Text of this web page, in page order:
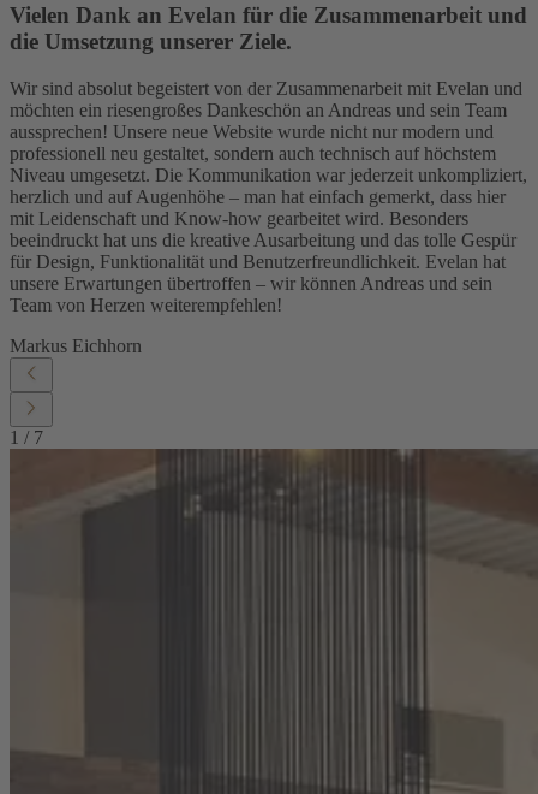
Vielen Dank an Evelan für die Zusammenarbeit und
die Umsetzung unserer Ziele.
Wir sind absolut begeistert von der Zusammenarbeit mit Evelan und
möchten ein riesengroßes Dankeschön an Andreas und sein Team
aussprechen! Unsere neue Website wurde nicht nur modern und
professionell neu gestaltet, sondern auch technisch auf höchstem
Niveau umgesetzt. Die Kommunikation war jederzeit unkompliziert,
herzlich und auf Augenhöhe – man hat einfach gemerkt, dass hier
mit Leidenschaft und Know-how gearbeitet wird. Besonders
beeindruckt hat uns die kreative Ausarbeitung und das tolle Gespür
für Design, Funktionalität und Benutzerfreundlichkeit. Evelan hat
unsere Erwartungen übertroffen – wir können Andreas und sein
Team von Herzen weiterempfehlen!
Markus Eichhorn
1 / 7